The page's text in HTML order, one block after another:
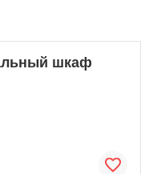
шкаф